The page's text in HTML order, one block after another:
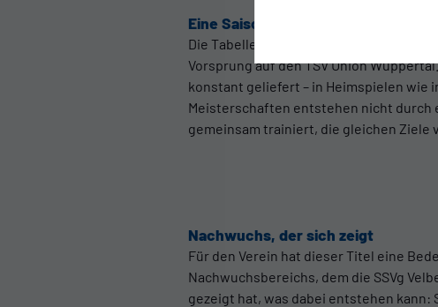
Eine Saison, die Bestand hat
Die Tabelle hält die nüchternen Zahlen
Vorsprung auf den TSV Union
konstant geliefert – in Heimspielen wie
Meisterschaften entstehen nicht durch
gemeinsam trainiert, die gleichen Ziele
Nachwuchs, der sich zeigt
Für den Verein hat dieser Titel eine
Nachwuchsbereichs, dem die SSVg
gezeigt hat, was dabei entstehen